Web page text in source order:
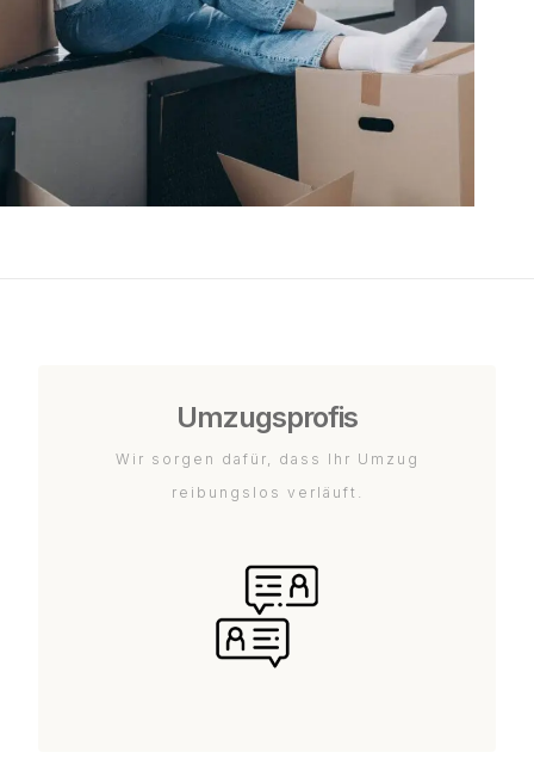
Umzugsprofis
Wir sorgen dafür, dass Ihr Umzug
reibungslos verläuft.